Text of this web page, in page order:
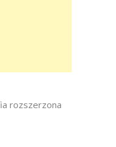
rozszerzona